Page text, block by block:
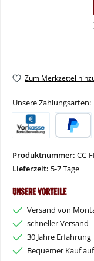
Zum Merkzettel
Unsere Zahlungsarten:
Produktnummer: CC-
Lieferzeit: 5-7 Tage
Unsere Vorteile
Versand von
schneller Versand
30 Jahre Erfahrung
Bequemer Kauf